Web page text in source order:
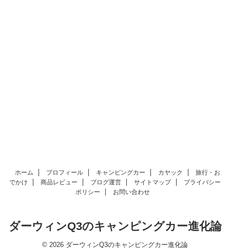
ホーム プロフィール キャンピングカー カヤック
旅行・お
でかけ
商品レビュー ブログ運営 サイトマップ
プライバシー
ポリシー
お問い合わせ
ダーウィンQ3のキャンピングカー進化論
© 2026 ダーウィンQ3のキャンピングカー進化論